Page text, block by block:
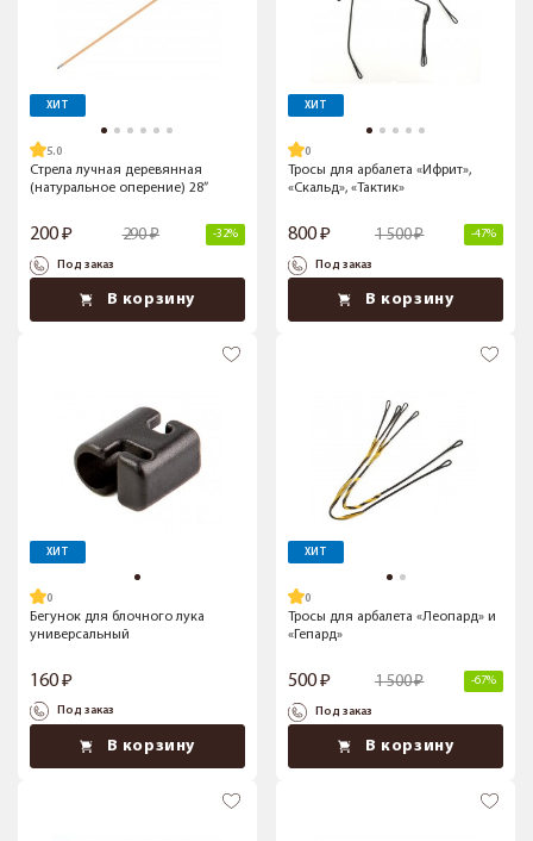
ХИТ
5.0
Стрела лучная деревянная
(натуральное оперение) 28”
200 290 -32%
Под заказ
В корзину
ХИТ
Тросы для арбалета «Ифрит»,
«Скальд», «Тактик»
800 1 500 -47%
Под заказ
В корзину
ХИТ
Бегунок для блочного лука
универсальный
160
Под заказ
В корзину
ХИТ
Тросы для арбалета «Леопард» и
«Гепард»
500 1 500 -67%
Под заказ
В корзину